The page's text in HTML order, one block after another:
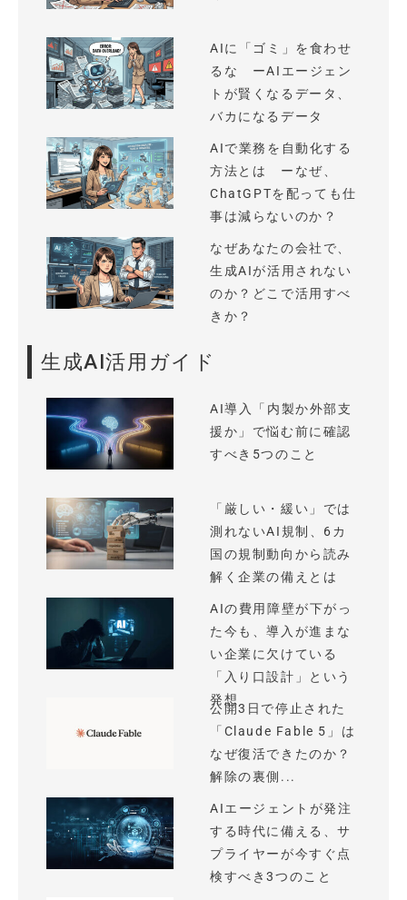
AIに「ゴミ」を食わせ
るな ーAIエージェン
トが賢くなるデータ、
バカになるデータ
AIで業務を自動化する
方法とは ーなぜ、
ChatGPTを配っても仕
事は減らないのか？
なぜあなたの会社で、
生成AIが活用されない
のか？どこで活用すべ
きか？
生成AI活用ガイド
AI導入「内製か外部支
援か」で悩む前に確認
すべき5つのこと
「厳しい・緩い」では
測れないAI規制、6カ
国の規制動向から読み
解く企業の備えとは
AIの費用障壁が下がっ
た今も、導入が進まな
い企業に欠けている
「入り口設計」という
発想
公開3日で停止された
「Claude Fable 5」は
なぜ復活できたのか？
解除の裏側...
AIエージェントが発注
する時代に備える、サ
プライヤーが今すぐ点
検すべき3つのこと